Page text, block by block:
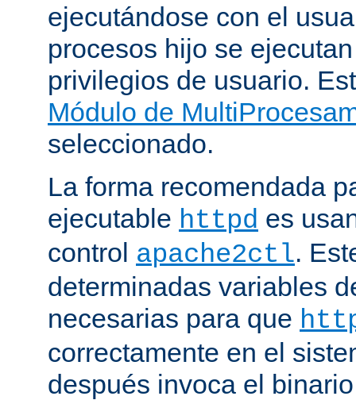
ejecutándose con el
procesos hijo se
privilegios de usuario.
Módulo de
seleccionado.
La forma recomendada
ejecutable httpd es
control apache2ctl.
determinadas variables
necesarias para que
correctamente en el
después invoca el